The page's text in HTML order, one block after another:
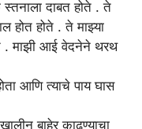
स्तनाला दाबत होते . ते
होत होते . ते माझ्या
. माझी आई वेदनेने थरथ
आणि त्याचे पाय घास
बाहेर काढण्याचा